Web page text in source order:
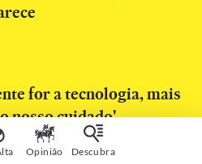
for a tecnologia, mais
nosso cuidado'
Opinião Descubra